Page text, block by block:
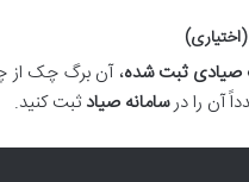
ثبت شده، آن برگ چک از
آن را درسامانه صیادثبت کنید.